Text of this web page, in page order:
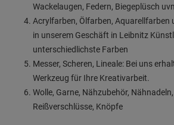
Wackelaugen, Federn, Biegeplüsch
Acrylfarben, Ölfarben, Aquarellfarben
in unserem Geschäft in Leibnitz
unterschiedlichste Farben
Messer, Scheren, Lineale: Bei uns
Werkzeug für Ihre Kreativarbeit.
Wolle, Garne, Nähzubehör,
Reißverschlüsse, Knöpfe